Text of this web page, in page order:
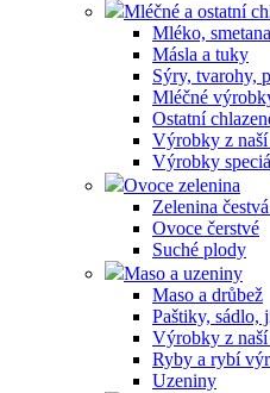
Mléčné a ostatní
Mléko,
Másla a tuky
Sýry, tvarohy,
Mléčné
Ostatní
Výrobky z
Výrobky
Ovoce zelenina
Zelenina
Ovoce čerstvé
Suché plody
Maso a uzeniny
Maso a drůbež
Paštiky, sádlo,
Výrobky z naší
Ryby a rybí
Uzeniny